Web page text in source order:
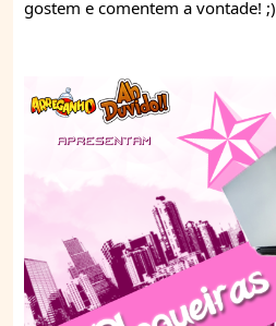
gostem e comentem a vontade! ;)